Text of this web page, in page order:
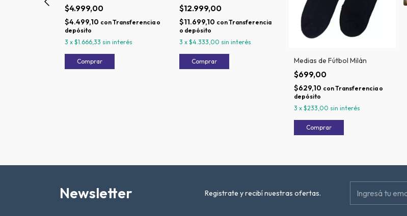
$4.999,00
$4.499,10 conTransferencia o
depósito
3 x $1.666,33 sin interés
$12.999,00
$11.699,10 conTransferencia
o depósito
3 x $4.333,00 sin interés
Medias de Fútbol Milán
$699,00
$629,10 conTransferencia o
depósito
3 x $233,00 sin interés
Newsletter Registrate y recibí nuestras ofertas.